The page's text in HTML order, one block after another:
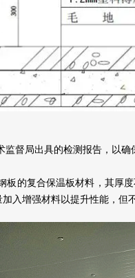
督局出具的检测报告，以确
板的复合保温板材料，其厚
入增强材料以提升性能，但